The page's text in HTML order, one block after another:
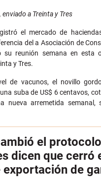
a Treinta y Tres
el mercado de
del a Asociación de
su reunión semana en esta
y Tres.
de vacunos, el novillo
suba de US$ 6 centavos,
nueva arremetida semanal,
el
dicen que cerró
de